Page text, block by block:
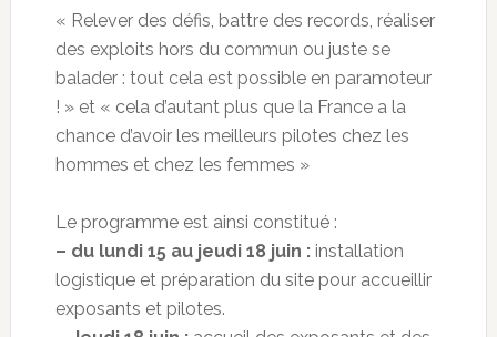
« Relever des défis, battre des records, réaliser
des exploits hors du commun ou juste se
balader : tout cela est possible en paramoteur
! » et « cela d’autant plus que la France a la
chance d’avoir les meilleurs pilotes chez les
hommes et chez les femmes »
Le programme est ainsi constitué :
– du lundi 15 au jeudi 18 juin : installation
logistique et préparation du site pour accueillir
exposants et pilotes.